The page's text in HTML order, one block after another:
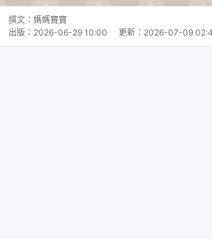
撰文： 媽媽寶寶
出版： 2026-06-29 10:00 更新： 2026-07-09